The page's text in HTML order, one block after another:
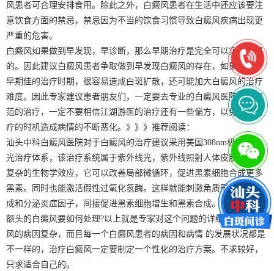
风患者可合理安排食用。除此之外，白癜风患者在生活中还应该要注
意饮食方面的禁忌，禁忌因为不当的饮食习惯导致白癜风疾病出现更
严重的危害。
白癜风如果做到早发现，早诊断，那么早期治疗是完全可以实现效果
的。因此建议白癜风患者争取做到早发现白癜风的存在，如果错失了
早期佳的治疗时期，很容易造成白斑扩散，还可能加大白癜风的治疗
难度。因此专家建议患者朋友们，一定要去专业的白癜风医院接受规
范的治疗，一定不要相信江湖游医的治疗还有一些偏方，以免耽误治
疗的时机造成病情的不断恶化。》》》推荐阅读：
汕头中科白癜风医院对于白癜风的治疗建议采用美国308nm极速全激
光治疗体系，该治疗系统属于紫外线光，紫外线照射人体皮肤会导致
复杂的生物学效应，它可以改善局部微循环，促进黑素细胞合成更多
黑素。同时也能激活假性过氧化氢酶。这样就能刺激角质形成细胞合
成和分泌炎症因子，间接促进黑素细胞增生和黑素合成。
额头的白癜风要如何处理?以上就是专家对这个问题的详细介绍，白癜
风的病因复杂，而且每一个白癜风患者的病因和病情 的发展状况都是
不一样的，治疗白癜风一定要制定一个性化的治疗方案。不求较好，
只求适合自己的。